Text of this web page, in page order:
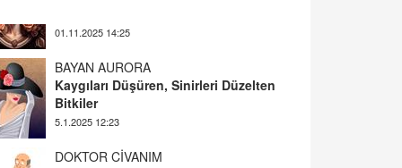
BAYAN AURORA
Bitkiler
5.1.2025 12:23
DOKTOR CİVANIM
Yolculuğu